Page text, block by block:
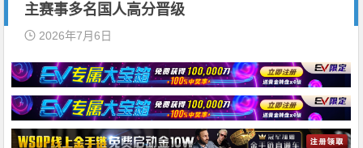
主赛事多名国人高分晋级
2026年7月6日